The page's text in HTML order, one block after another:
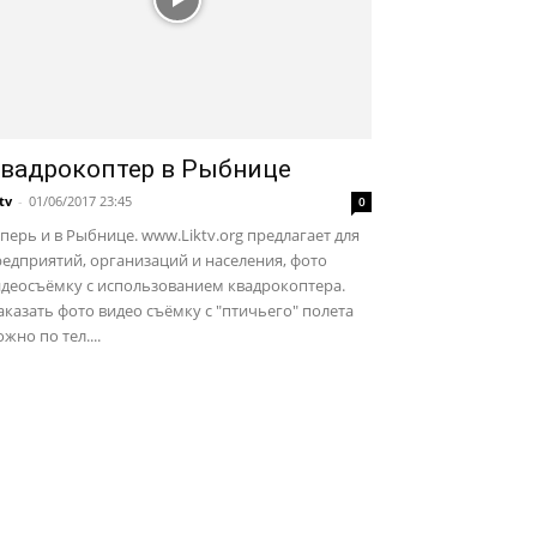
в Рыбнице
- 01/06/2017 23:45 0
и в Рыбнице. www.Liktv.org предлагает для
организаций и населения, фото
с использованием квадрокоптера.
фото видео съёмку с "птичьего" полета
по тел....